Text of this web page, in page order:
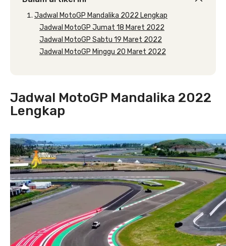
Jadwal MotoGP Mandalika 2022 Lengkap
Jadwal MotoGP Jumat 18 Maret 2022
Jadwal MotoGP Sabtu 19 Maret 2022
Jadwal MotoGP Minggu 20 Maret 2022
Jadwal MotoGP Mandalika 2022
Lengkap